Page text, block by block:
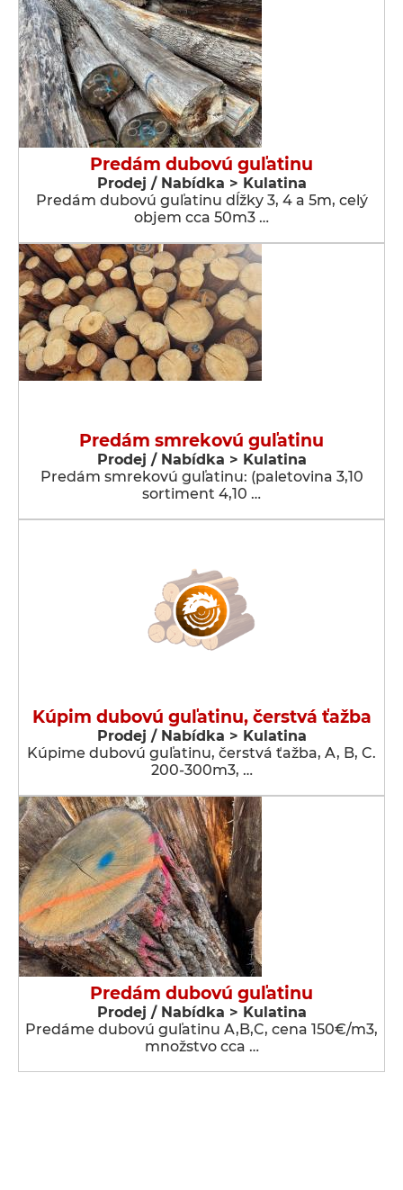
Predám dubovú guľatinu
Prodej / Nabídka > Kulatina
Predám dubovú guľatinu dĺžky 3, 4 a 5m, celý
objem cca 50m3 …
Predám smrekovú guľatinu
Prodej / Nabídka > Kulatina
Predám smrekovú guľatinu: (paletovina 3,10
sortiment 4,10 …
Kúpim dubovú guľatinu, čerstvá ťažba
Prodej / Nabídka > Kulatina
Kúpime dubovú guľatinu, čerstvá ťažba, A, B, C.
200-300m3, …
Predám dubovú guľatinu
Prodej / Nabídka > Kulatina
Predáme dubovú guľatinu A,B,C, cena 150€/m3,
množstvo cca …